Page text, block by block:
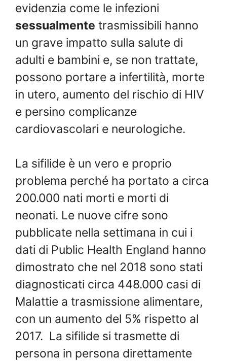
evidenzia come le infezioni
sessualmente trasmissibili hanno
un grave impatto sulla salute di
adulti e bambini e, se non trattate,
possono portare a infertilità, morte
in utero, aumento del rischio di HIV
e persino complicanze
cardiovascolari e neurologiche.
La sifilide è un vero e proprio
problema perché ha portato a circa
200.000 nati morti e morti di
neonati. Le nuove cifre sono
pubblicate nella settimana in cui i
dati di Public Health England hanno
dimostrato che nel 2018 sono stati
diagnosticati circa 448.000 casi di
Malattie a trasmissione alimentare,
con un aumento del 5% rispetto al
2017. La sifilide si trasmette di
persona in persona direttamente